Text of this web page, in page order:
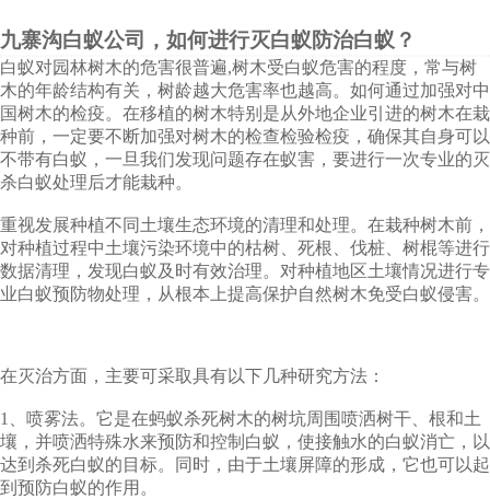
九寨沟白蚁公司，如何进行灭白蚁防治白蚁？
白蚁对园林树木的危害很普遍,树木受白蚁危害的程度，常与树
木的年龄结构有关，树龄越大危害率也越高。如何通过加强对中
国树木的检疫。在移植的树木特别是从外地企业引进的树木在栽
种前，一定要不断加强对树木的检查检验检疫，确保其自身可以
不带有白蚁，一旦我们发现问题存在蚁害，要进行一次专业的灭
杀白蚁处理后才能栽种。
重视发展种植不同土壤生态环境的清理和处理。在栽种树木前，
对种植过程中土壤污染环境中的枯树、死根、伐桩、树棍等进行
数据清理，发现白蚁及时有效治理。对种植地区土壤情况进行专
业白蚁预防物处理，从根本上提高保护自然树木免受白蚁侵害。
在灭治方面，主要可采取具有以下几种研究方法：
1、喷雾法。它是在蚂蚁杀死树木的树坑周围喷洒树干、根和土
壤，并喷洒特殊水来预防和控制白蚁，使接触水的白蚁消亡，以
达到杀死白蚁的目标。同时，由于土壤屏障的形成，它也可以起
到预防白蚁的作用。